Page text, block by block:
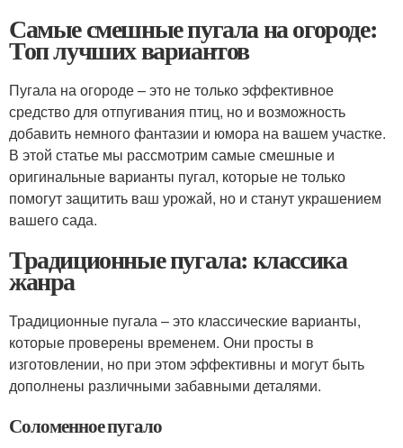
Самые смешные пугала на огороде:
Топ лучших вариантов
Пугала на огороде – это не только эффективное
средство для отпугивания птиц, но и возможность
добавить немного фантазии и юмора на вашем участке.
В этой статье мы рассмотрим самые смешные и
оригинальные варианты пугал, которые не только
помогут защитить ваш урожай, но и станут украшением
вашего сада.
Традиционные пугала: классика
жанра
Традиционные пугала – это классические варианты,
которые проверены временем. Они просты в
изготовлении, но при этом эффективны и могут быть
дополнены различными забавными деталями.
Соломенное пугало